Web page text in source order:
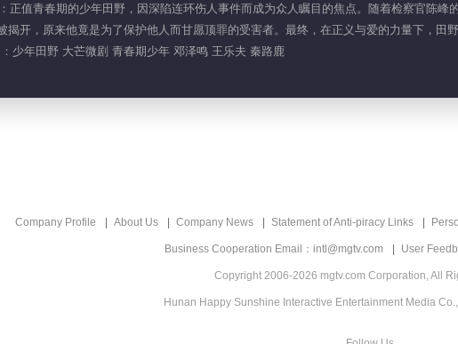
正值青春期的少年田野，因深陷连环伤人事件而成为众人瞩目的焦点。随着检察官陈
揭开，原来他竟是为了保护他人而甘愿顶罪的受害者。最终，在正义与爱的力量下，
少年田野 大芒微剧 青春期少年 邓泽鸣 王乐夫 秦路鹿
Company Profile About Us Company News Statement of Anti-piracy Links
Business Cooperation Email：intl@mgtv.com User
Copyright 2006-2026 mgtv.com Corporation, All
Hunan Happy Sunshine Interactive Entertainment Media